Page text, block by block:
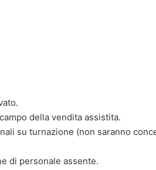
della vendita assistita.
su turnazione (non saranno
di personale assente.